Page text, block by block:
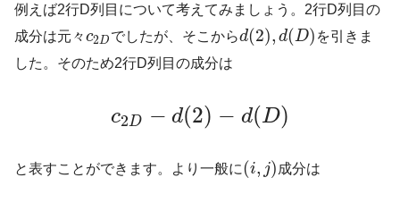
例えば2行D列目について考えてみましょう。2行D列目の
成分は元々c2D でしたが、そこからd(2), d(D) を引きま
した。そのため2行D列目の成分は
c2D − d(2) − d(D)
と表すことができます。より一般に(i, j) 成分は